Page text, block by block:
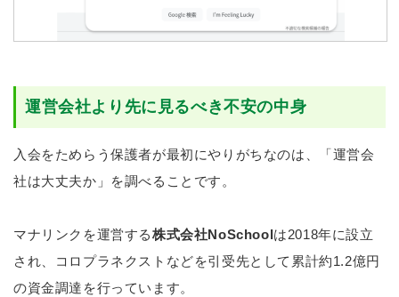
運営会社より先に見るべき不安の中身
入会をためらう保護者が最初にやりがちなのは、「運営会
社は大丈夫か」を調べることです。
マナリンクを運営する株式会社NoSchoolは2018年に設立
され、コロプラネクストなどを引受先として累計約1.2億円
の資金調達を行っています。